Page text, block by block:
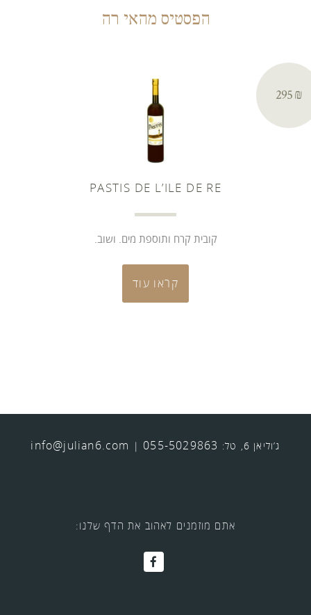
הפסטיס מהאי רה
₪ 295
PASTIS DE L’ILE DE RE
קובית קרח ותוספת מים. ושוב.
קראו עוד
ג’וליאן 6, טל: 055-5029863
|
info@julian6.com
אתם מוזמנים לאהוב את הדף שלנו: